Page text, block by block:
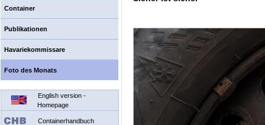
Container
Publikationen
Havariekommissare
Foto des Monats
English version -
Homepage
Containerhandbuch